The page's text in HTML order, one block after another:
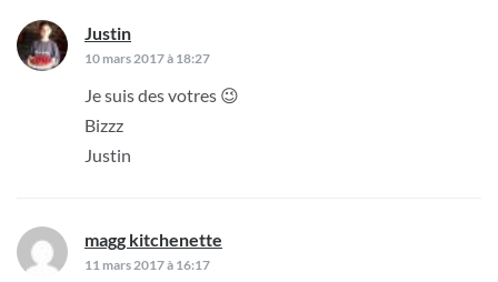
Justin
10 mars 2017 à 18:27
Je suis des votres 😉
Bizzz
Justin
magg kitchenette
11 mars 2017 à 16:17